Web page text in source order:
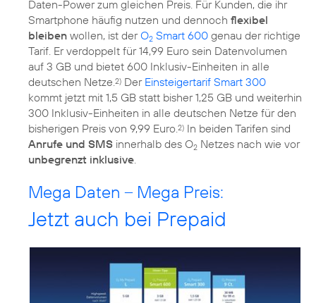
Daten-Power zum gleichen Preis. Für Kunden, die ihr
Smartphone häufig nutzen und dennoch flexibel
bleiben wollen, ist derO2 Smart 600 genau der richtige
Tarif. Er verdoppelt für 14,99 Euro sein Datenvolumen
auf 3 GB und bietet 600 Inklusiv-Einheiten in alle
deutschen Netze. 2) Der Einsteigertarif Smart 300
kommt jetzt mit 1,5 GB statt bisher 1,25 GB und weiterhin
300 Inklusiv-Einheiten in alle deutschen Netze für den
bisherigen Preis von 9,99 Euro. 2) In beiden Tarifen sind
Anrufe und SMS innerhalb des O2 Netzes nach wie vor
unbegrenzt inklusive
Mega Daten – Mega Preis:
Jetzt auch bei Prepaid